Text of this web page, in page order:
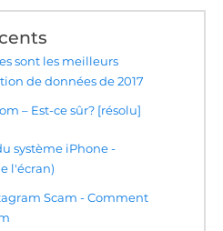
sont les meilleurs
de données de 2017
– Est-ce sûr? [résolu]
système iPhone -
l'écran)
Scam - Comment